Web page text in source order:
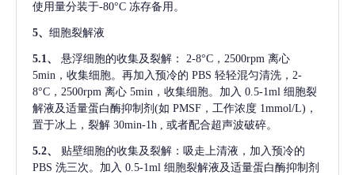
使用量分装于-80°C 冻存备用。
5、 细胞裂解液
5.1、 悬浮细胞的收集及裂解：
2-8°C，2500rpm 离心
5min，收集细胞。再加入预冷的 PBS 轻轻混匀清洗，2-
8°C，2500rpm 离心 5min，收集细胞。加入 0.5-1ml 细胞裂
解液及适量蛋白酶抑制剂(如 PMSF，工作浓度 1mmol/L)，
置于冰上，裂解 30min-1h , 或者配合超声波破碎。
5.2、
贴壁细胞的收集及裂解：吸走上清液，加入预冷的
PBS 洗三次。加入 0.5-1ml 细胞裂解液及适量蛋白酶抑制剂